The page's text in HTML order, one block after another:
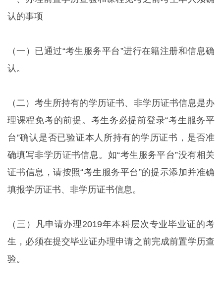
认的事项
（一）已通过“考生服务平台”进行在籍注册和信息确
认。
（二）考生所持有的学历证书、非学历证书信息是办
理课程免考的前提。考生务必提前登录“考生服务平
台”确认是否已验证本人所持有的学历证书，是否准
确填写非学历证书信息。如“考生服务平台”没有相关
证书信息，请按照“考生服务平台”的提示添加并准确
填报学历证书、非学历证书信息。
（三）凡申请办理2019年本科层次专业毕业证的考
生，必须在提交毕业证办理申请之前完成前置学历查
验。